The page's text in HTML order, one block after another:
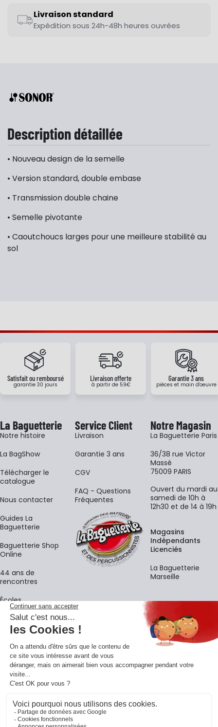
Livraison standard
Expédition sous 24h-48h heures ouvrées
Description détaillée
• Nouveau design de la semelle
• Version standard, double embase
• Transmission double chaine
• Semelle pivotante
• Caoutchoucs larges pour une meilleure stabilité au
sol
Satisfait ou remboursé
garantie 30 jours
Livraison offerte
à partir de 59€
Garantie 3 ans
pièces et main d'oeuvre
La Baguetterie
Notre histoire
La BagShow
​Télécharger le
catalogue
Nous contacter
Guides La
Baguetterie
Baguetterie Shop
Online
44 ans de
rencontres
Écoles
Service Client
Livraison
Garantie 3 ans
CGV
FAQ - Questions
Fréquentes
Notre Magasin
La Baguetterie Paris
36/38 rue Victor
Massé
75009 PARIS
Ouvert du mardi au
samedi de 10h à
12h30 et de 14 à 19h
Magasins
Indépendants
Licenciés
La Baguetterie
Marseille
La newsletter
Adresse e-mail
En vous inscrivant à notre newsletter, vous acceptez notre
confidentialité.
Retrouvons-nous sur